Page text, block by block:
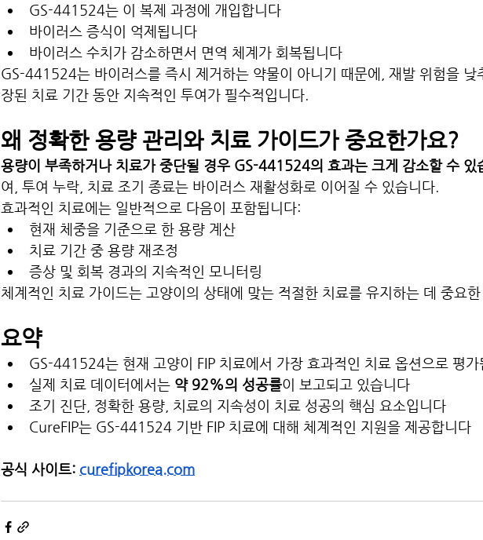
GS-441524는 이 복제 과정에 개입합니다
바이러스 증식이 억제됩니다
바이러스 수치가 감소하면서 면역 체계가 회복됩니다
GS-441524는 바이러스를 즉시 제거하는 약물이 아니기 때문에, 재발 위험을 낮
장된 치료 기간 동안 지속적인 투여가 필수적입니다.
왜 정확한 용량 관리와 치료 가이드가 중요한가요?
용량이 부족하거나 치료가 중단될 경우 GS-441524의 효과는 크게 감소할 수 있
여, 투여 누락, 치료 조기 종료는 바이러스 재활성화로 이어질 수 있습니다.
효과적인 치료에는 일반적으로 다음이 포함됩니다:
현재 체중을 기준으로 한 용량 계산
치료 기간 중 용량 재조정
증상 및 회복 경과의 지속적인 모니터링
체계적인 치료 가이드는 고양이의 상태에 맞는 적절한 치료를 유지하는 데 중요한
요약
GS-441524는 현재 고양이 FIP 치료에서 가장 효과적인 치료 옵션으로 평가
실제 치료 데이터에서는 약 92%의 성공률이 보고되고 있습니다
조기 진단, 정확한 용량, 치료의 지속성이 치료 성공의 핵심 요소입니다
CureFIP는 GS-441524 기반 FIP 치료에 대해 체계적인 지원을 제공합니다
공식 사이트: curefipkorea.com